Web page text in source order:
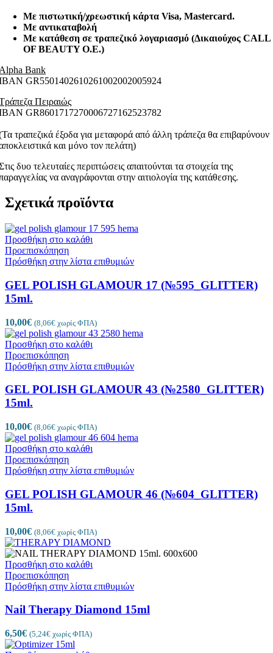
Με πιστωτική/χρεωστική κάρτα Visa, Mastercard.
Με αντικαταβολή
Με κατάθεση σε τραπεζικό λογαριασμό (Δικαιούχος CALL
OF BEAUTY O.E.)
Bank
GR5501402610261002002005924
Πειραιώς
GR8601717270006727162523782
τραπεζικά έξοδα για μεταφορά από άλλη τράπεζα θα επιβαρύνουν
και μόνο τον πελάτη)
δυο τελευταίες περιπτώσεις απαιτούνται τα στοιχεία της
να αναγράφονται στην αιτιολογία της κατάθεσης.
Σχετικά προϊόντα
Προσθήκη στο καλάθι
Προεπισκόπηση
Πρόσθήκη στην λίστα επιθυμιών
GEL POLISH GLAMOUR 17 (№595_GLITTER)
15ml.
10,00€ (8,06€ χωρίς ΦΠΑ)
Προσθήκη στο καλάθι
Προεπισκόπηση
Πρόσθήκη στην λίστα επιθυμιών
GEL POLISH GLAMOUR 43 (№2580_GLITTER)
15ml.
10,00€ (8,06€ χωρίς ΦΠΑ)
Προσθήκη στο καλάθι
Προεπισκόπηση
Πρόσθήκη στην λίστα επιθυμιών
GEL POLISH GLAMOUR 46 (№604_GLITTER)
15ml.
10,00€ (8,06€ χωρίς ΦΠΑ)
Προσθήκη στο καλάθι
Προεπισκόπηση
Πρόσθήκη στην λίστα επιθυμιών
Nail Therapy Diamond 15ml
6,50€ (5,24€ χωρίς ΦΠΑ)